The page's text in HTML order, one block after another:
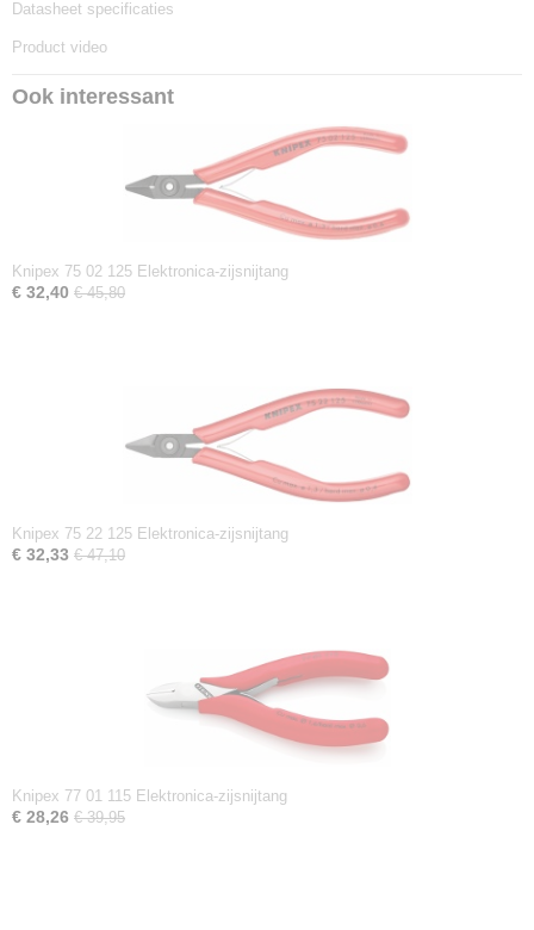
Datasheet specificaties
Product video
Ook interessant
Knipex 75 02 125 Elektronica-zijsnijtang
€ 32,40 € 45,80
Knipex 75 22 125 Elektronica-zijsnijtang
€ 32,33 € 47,10
Knipex 77 01 115 Elektronica-zijsnijtang
€ 28,26 € 39,95